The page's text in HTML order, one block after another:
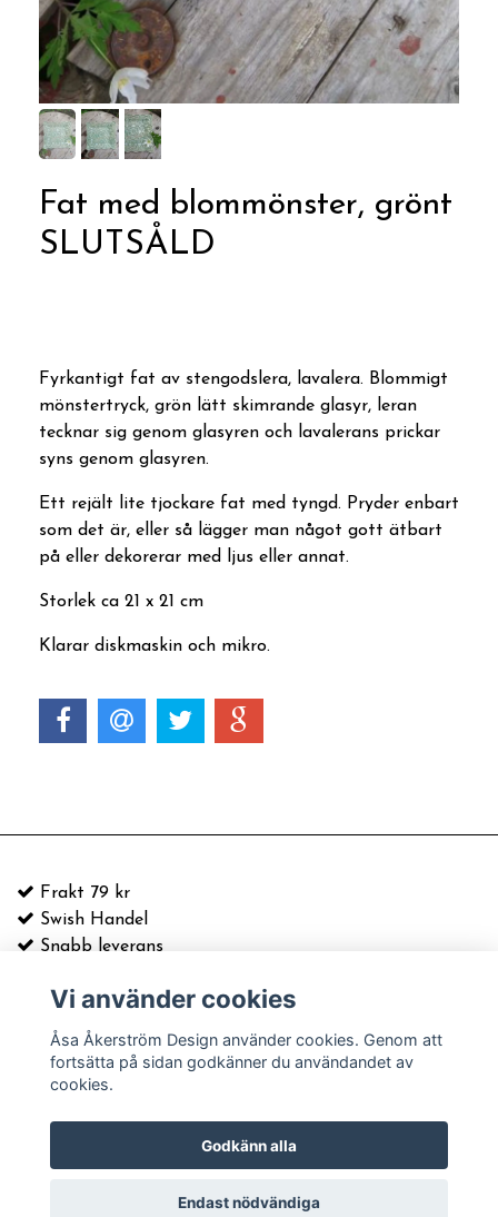
Fat med blommönster, grönt
SLUTSÅLD
Fyrkantigt fat av stengodslera, lavalera. Blommigt
mönstertryck, grön lätt skimrande glasyr, leran
tecknar sig genom glasyren och lavalerans prickar
syns genom glasyren.
Ett rejält lite tjockare fat med tyngd. Pryder enbart
som det är, eller så lägger man något gott ätbart
på eller dekorerar med ljus eller annat.
Storlek ca 21 x 21 cm
Klarar diskmaskin och mikro.
Frakt 79 kr
Swish Handel
Snabb leverans
E-postadress:info@asaakerstrom.com
Kontakt
Köpvillkor & information
Leverans och frakt
© Copyright 2026 Åsa Åkerström Design
Powered by Quickbutik
Vi använder cookies
Åsa Åkerström Design använder cookies. Genom att
fortsätta på sidan godkänner du användandet av
cookies.
Godkänn alla
Endast nödvändiga